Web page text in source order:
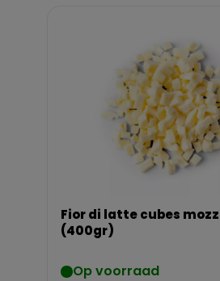
Fior di latte cubes
(400gr)
Op voorraad